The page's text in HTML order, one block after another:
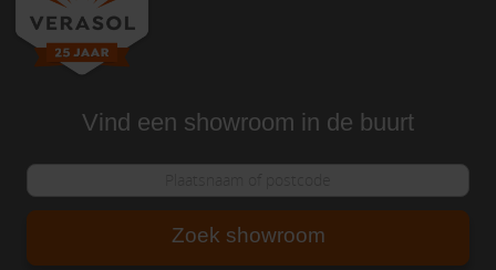
Vind een showroom in de buurt
Zoek showroom